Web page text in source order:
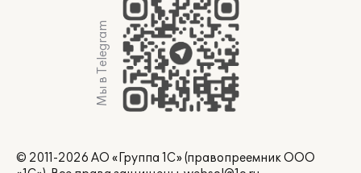
Мы в Telegram
© 2011-2026 АО «Группа 1С» (правопреемник ООО